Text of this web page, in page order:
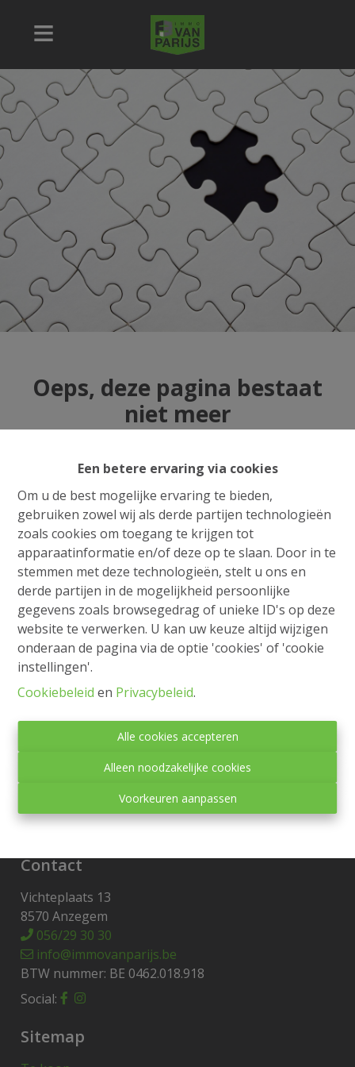
Een betere ervaring via cookies
Om u de best mogelijke ervaring te bieden,
gebruiken zowel wij als derde partijen technologieën
zoals cookies om toegang te krijgen tot
apparaatinformatie en/of deze op te slaan. Door in te
stemmen met deze technologieën, stelt u ons en
derde partijen in de mogelijkheid persoonlijke
gegevens zoals browsegedrag of unieke ID's op deze
website te verwerken. U kan uw keuze altijd wijzigen
onderaan de pagina via de optie 'cookies' of 'cookie
instellingen'.
Cookiebeleid en Privacybeleid.
Alle cookies accepteren
Alleen noodzakelijke cookies
Voorkeuren aanpassen
Oeps, deze pagina bestaat
niet meer
Te koop Te huur
Toezichthoudende autoriteit:
Beroepsinstituut van Vastgoedmakelaars,
Luxemburgstraat 16 B te 1000 Brussel.
Privacy statement-Disclaimer
Contact
Vichteplaats 13
8570 Anzegem
056/29 30 30
info@immovanparijs.be
BTW nummer: BE 0462.018.918
Social:
Sitemap